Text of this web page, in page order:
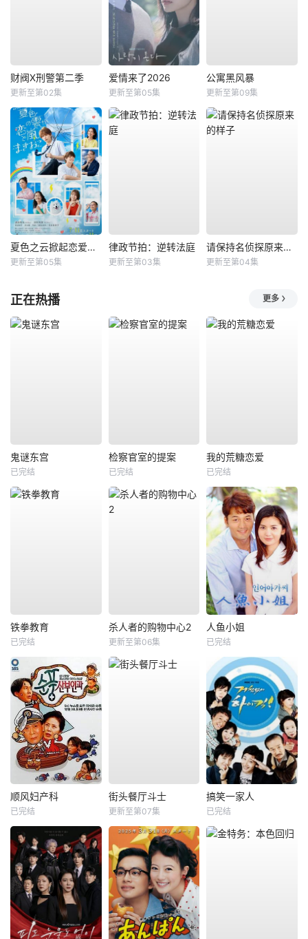
财阀X刑警第二季
更新至第02集
爱情来了2026
更新至第05集
公寓黑风暴
更新至第09集
夏色之云掀起恋爱与风暴
更新至第05集
律政节拍：逆转法庭
更新至第03集
请保持名侦探原来的样子
更新至第04集
正在热播 更多
鬼谜东宫
已完结
检察官室的提案
已完结
我的荒糖恋爱
已完结
铁拳教育
已完结
杀人者的购物中心2
更新至第06集
人鱼小姐
已完结
顺风妇产科
已完结
街头餐厅斗士
更新至第07集
搞笑一家人
已完结